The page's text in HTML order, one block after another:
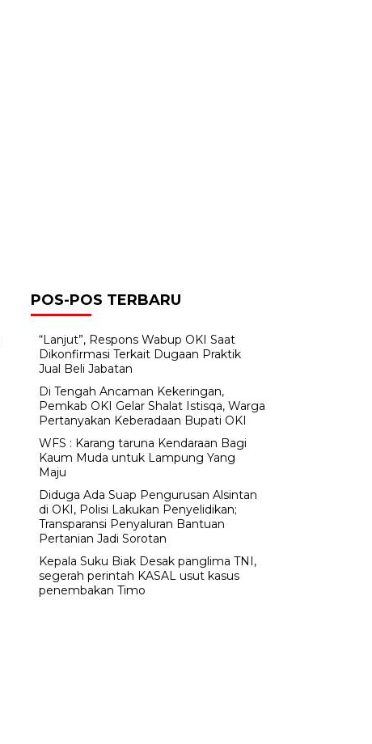
POS-POS TERBARU
“Lanjut”, Respons Wabup OKI Saat
Dikonfirmasi Terkait Dugaan Praktik
Jual Beli Jabatan
Di Tengah Ancaman Kekeringan,
Pemkab OKI Gelar Shalat Istisqa, Warga
Pertanyakan Keberadaan Bupati OKI
WFS : Karang taruna Kendaraan Bagi
Kaum Muda untuk Lampung Yang
Maju
Diduga Ada Suap Pengurusan Alsintan
di OKI, Polisi Lakukan Penyelidikan;
Transparansi Penyaluran Bantuan
Pertanian Jadi Sorotan
Kepala Suku Biak Desak panglima TNI,
segerah perintah KASAL usut kasus
penembakan Timo